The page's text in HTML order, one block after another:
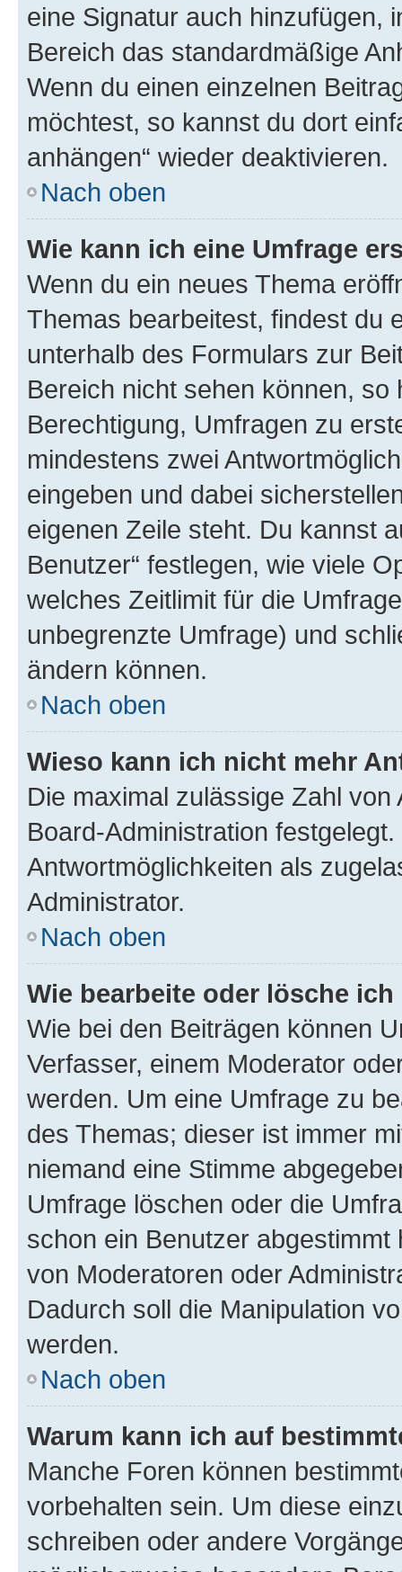
eine Signatur auch hinzufügen,
Bereich das standardmäßige
Wenn du einen einzelnen
möchtest, so kannst du dort
anhängen“ wieder deaktivieren.
Nach oben
Wie kann ich eine Umfrage
Wenn du ein neues Thema
Themas bearbeitest, findest du
unterhalb des Formulars zur
Bereich nicht sehen können,
Berechtigung, Umfragen zu
mindestens zwei
eingeben und dabei
eigenen Zeile steht. Du kannst
Benutzer“ festlegen, wie viele
welches Zeitlimit für die
unbegrenzte Umfrage) und
ändern können.
Nach oben
Wieso kann ich nicht mehr
Die maximal zulässige Zahl
Board-Administration
Antwortmöglichkeiten als
Administrator.
Nach oben
Wie bearbeite oder lösche
Wie bei den Beiträgen können
Verfasser, einem Moderator
werden. Um eine Umfrage zu
des Themas; dieser ist immer
niemand eine Stimme
Umfrage löschen oder die
schon ein Benutzer
von Moderatoren oder
Dadurch soll die Manipulation
werden.
Nach oben
Warum kann ich auf
Manche Foren können
vorbehalten sein. Um diese
schreiben oder andere